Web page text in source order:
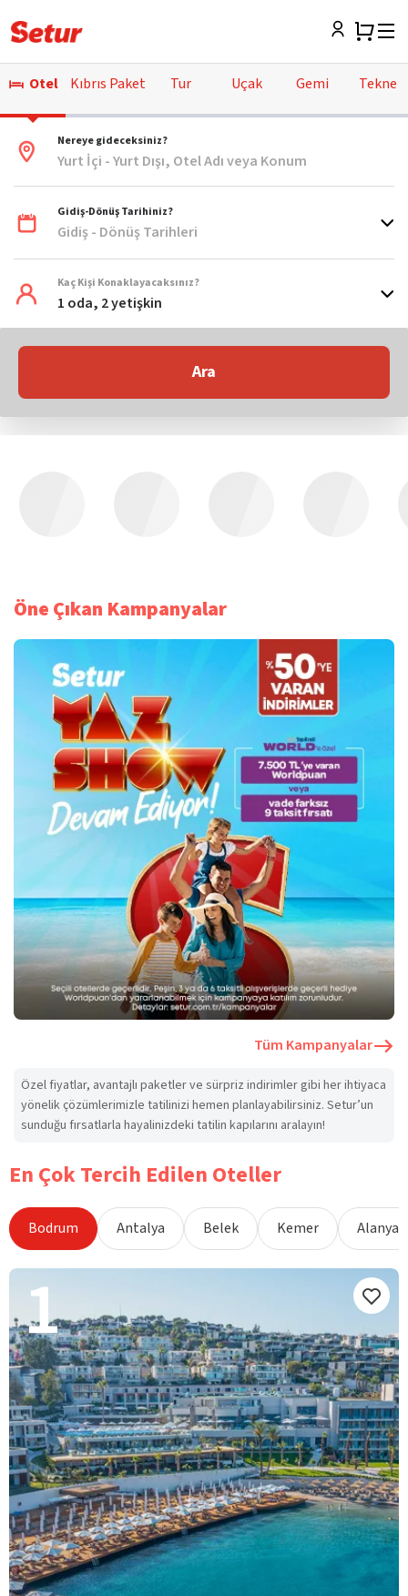
Otel Kıbrıs Paket Tur Uçak Gemi Tekne
Nereye gideceksiniz?
Yurt İçi - Yurt Dışı, Otel Adı veya Konum
Gidiş-Dönüş Tarihiniz?
Gidiş - Dönüş Tarihleri
Kaç Kişi Konaklayacaksınız?
1 oda, 2 yetişkin
Ara
Öne Çıkan Kampanyalar
Tüm Kampanyalar
Özel fiyatlar, avantajlı paketler ve sürpriz indirimler gibi her ihtiyaca
yönelik çözümlerimizle tatilinizi hemen planlayabilirsiniz. Setur’un
sunduğu fırsatlarla hayalinizdeki tatilin kapılarını aralayın!
En Çok Tercih Edilen Oteller
Bodrum Antalya Belek Kemer Alanya
1